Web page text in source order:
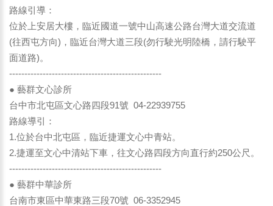
路線引導：
位於上安居大樓，臨近國道一號中山高速公路台灣大道交流道
(往西屯方向)，臨近台灣大道三段(勿行駛光明陸橋，請行駛平
面道路)。
--------------------------------------------------
● 藝群文心診所
台中市北屯區文心路四段91號 04-22939755
路線導引：
1.位於台中北屯區，臨近捷運文心中青站。
2.捷運至文心中清站下車，往文心路四段方向直行約250公尺。
--------------------------------------------------
● 藝群中華診所
台南市東區中華東路三段70號 06-3352945